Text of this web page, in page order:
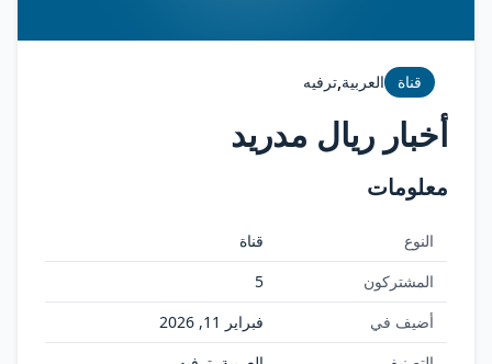
قناة العربية,ترفيه
أخبار ريال مدريد
معلومات
النوع
قناة
المشتركون
5
أضيف في
فبراير 11, 2026